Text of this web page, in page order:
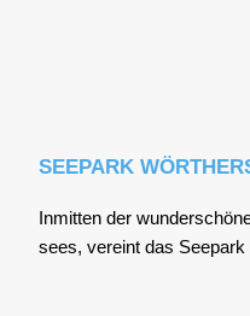
SEEPARK
Inmit­ten der
sees, ver­eint das See­park